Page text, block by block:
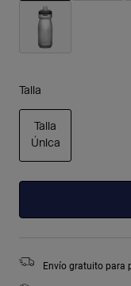
seleccionado
Talla
Talla
Única
Envío gratuito para